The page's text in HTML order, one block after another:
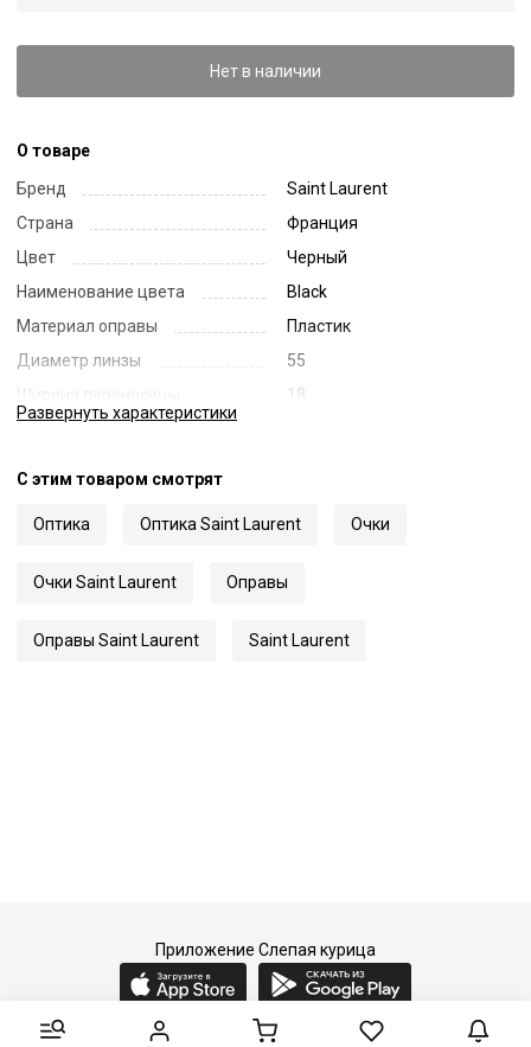
Нет в наличии
О товаре
Бренд
Saint Laurent
Страна
Франция
Цвет
Черный
Наименование цвета
Black
Материал оправы
Пластик
Диаметр линзы
55
Ширина переносицы
18
Развернуть характеристики
С этим товаром смотрят
Оптика Оптика Saint Laurent Очки
Очки Saint Laurent Оправы
Оправы Saint Laurent Saint Laurent
Приложение Слепая курица
2015-2026 © Слепая курица - fashion concept store.